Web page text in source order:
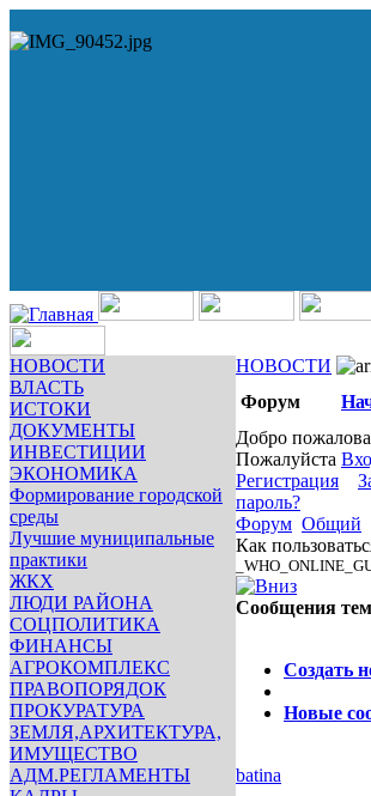
НОВОСТИ
ВЛАСТЬ
ИСТОКИ
ДОКУМЕНТЫ
ИНВЕСТИЦИИ
ЭКОНОМИКА
Формирование городской
среды
Лучшие муниципальные
практики
ЖКХ
ЛЮДИ РАЙОНА
СОЦПОЛИТИКА
ФИНАНСЫ
АГРОКОМПЛЕКС
ПРАВОПОРЯДОК
ПРОКУРАТУРА
ЗЕМЛЯ,АРХИТЕКТУРА,
ИМУЩЕСТВО
АДМ.РЕГЛАМЕНТЫ
НОВОСТИ
Форум
Добро
Пожалуйста
Регистрация
пароль?
Форум Общий
Как
Сообщения
Создать
Новые
batina